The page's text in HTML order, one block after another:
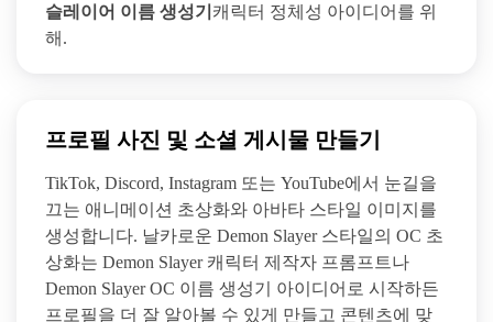
슬레이어 이름 생성기 캐릭터 정체성 아이디어를 위
해.
프로필 사진 및 소셜 게시물 만들기
TikTok, Discord, Instagram 또는 YouTube에서 눈길을
끄는 애니메이션 초상화와 아바타 스타일 이미지를
생성합니다. 날카로운 Demon Slayer 스타일의 OC 초
상화는 Demon Slayer 캐릭터 제작자 프롬프트나
Demon Slayer OC 이름 생성기 아이디어로 시작하든
프로필을 더 잘 알아볼 수 있게 만들고 콘텐츠에 맞